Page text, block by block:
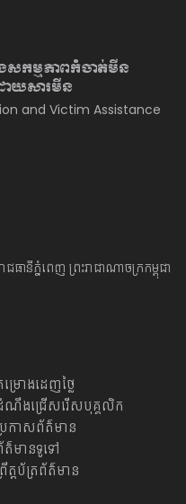
សកម្មភាពកំចាត់មីន
យសារមីន
and Victim Assistance
ានីភ្នំពេញ ព្រះរាជាណាចក្រកម្ពុជា
ម្រោងដេញថ្លៃ
ណឹងជ្រើសរើសបុគ្គលិក
រកាសព័ត៌មាន
ត៌មានទូទៅ
ត្តប័ត្រព័ត៌មាន